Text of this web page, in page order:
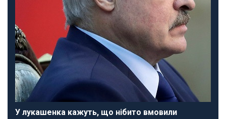
У лукашенка кажуть, що нібито вмовили